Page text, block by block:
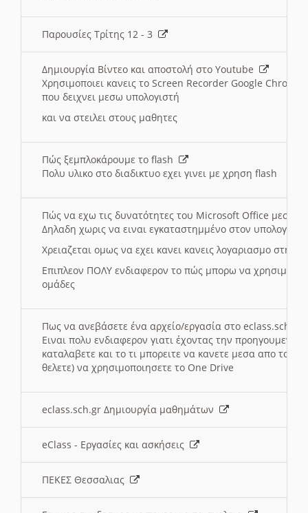
Παρουσίες Τρίτης 12 - 3
Δημιουργία Βίντεο και αποστολή στο Youtube
Χρησιμοποιει κανεις το Screen Recorder Google Chrome
που δειχνει μεσω υπολογιστή
και να στειλει στους μαθητες
Πώς ξεμπλοκάρουμε το flash
Πολυ υλικο στο διαδικτυο εχει γινει με χρηση flash
Πώς να εχω τις δυνατότητες του Microsoft Office μεσω
Δηλαδη χωρις να ειναι εγκαταστημμένο στον
Χρειαζεται ομως να εχει κανει κανεις λογαριασμο στη
Επιπλεον ΠΟΛΥ ενδιαφερον το πώς μπορω να
ομάδες
Πως να ανεβάσετε ένα αρχείο/εργασία στο eclass.sch.gr
Ειναι πολυ ενδιαφερον γιατι έχοντας την
καταλαβετε και το τι μπορειτε να κανετε μεσα απο το
θελετε) να χρησιμοποιησετε το One Drive
eclass.sch.gr Δημιουργία μαθημάτων
eClass - Εργασίες και ασκήσεις
ΠΕΚΕΣ Θεσσαλιας